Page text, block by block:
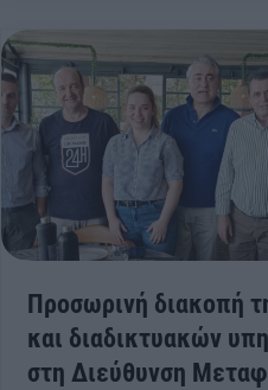
Προσωρινή διακοπή
και διαδικτυακών
στη Διεύθυνση